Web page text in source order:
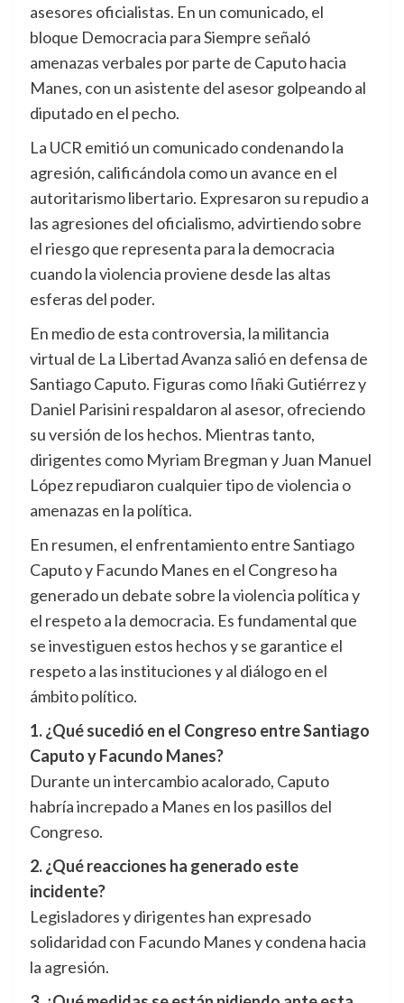
asesores oficialistas. En un comunicado, el
bloque Democracia para Siempre señaló
amenazas verbales por parte de Caputo hacia
Manes, con un asistente del asesor golpeando al
diputado en el pecho.
La UCR emitió un comunicado condenando la
agresión, calificándola como un avance en el
autoritarismo libertario. Expresaron su repudio a
las agresiones del oficialismo, advirtiendo sobre
el riesgo que representa para la democracia
cuando la violencia proviene desde las altas
esferas del poder.
En medio de esta controversia, la militancia
virtual de La Libertad Avanza salió en defensa de
Santiago Caputo. Figuras como Iñaki Gutiérrez y
Daniel Parisini respaldaron al asesor, ofreciendo
su versión de los hechos. Mientras tanto,
dirigentes como Myriam Bregman y Juan Manuel
López repudiaron cualquier tipo de violencia o
amenazas en la política.
En resumen, el enfrentamiento entre Santiago
Caputo y Facundo Manes en el Congreso ha
generado un debate sobre la violencia política y
el respeto a la democracia. Es fundamental que
se investiguen estos hechos y se garantice el
respeto a las instituciones y al diálogo en el
ámbito político.
1. ¿Qué sucedió en el Congreso entre Santiago
Caputo y Facundo Manes?
Durante un intercambio acalorado, Caputo
habría increpado a Manes en los pasillos del
Congreso.
2. ¿Qué reacciones ha generado este
incidente?
Legisladores y dirigentes han expresado
solidaridad con Facundo Manes y condena hacia
la agresión.